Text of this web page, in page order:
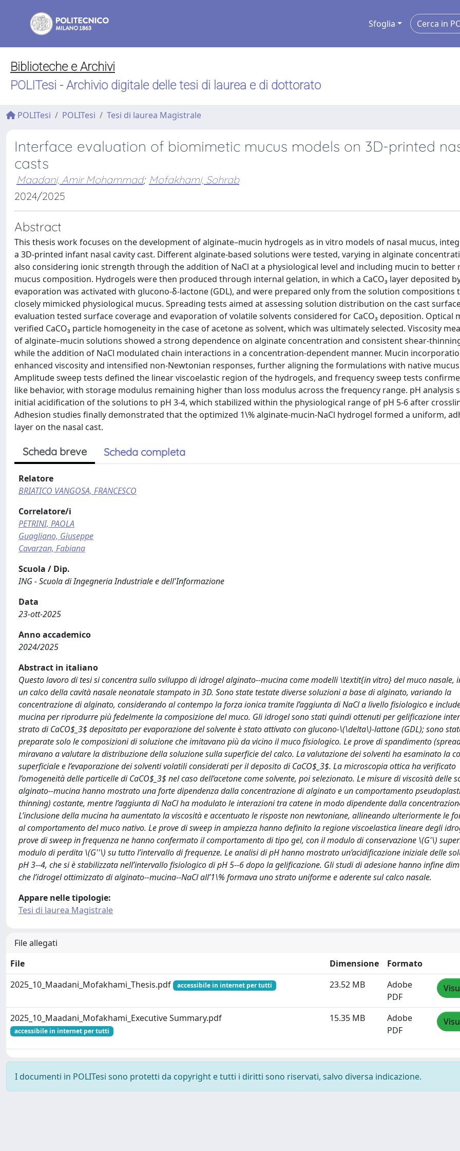
Sfoglia
Biblioteche e Archivi
POLITesi - Archivio digitale delle tesi di laurea e di dottorato
POLITesi POLITesi Tesi di laurea Magistrale
Interface evaluation of biomimetic mucus models on 3D-printed
casts
Maadani, Amir Mohammad; Mofakhami, Sohrab
2024/2025
Abstract
This thesis work focuses on the development of alginate–mucin hydrogels as in vitro models of nasal mucus,
a 3D-printed infant nasal cavity cast. Different alginate-based solutions were tested, varying in alginate
also considering ionic strength through the addition of NaCl at a physiological level and including mucin to better
mucus composition. Hydrogels were then produced through internal gelation, in which a CaCO₃ layer deposited
evaporation was activated with glucono-δ-lactone (GDL), and were prepared only from the solution compositions
closely mimicked physiological mucus. Spreading tests aimed at assessing solution distribution on the cast
evaluation tested surface coverage and evaporation of volatile solvents considered for CaCO₃ deposition. Optical
verified CaCO₃ particle homogeneity in the case of acetone as solvent, which was ultimately selected. Viscosity
of alginate–mucin solutions showed a strong dependence on alginate concentration and consistent shear-
while the addition of NaCl modulated chain interactions in a concentration-dependent manner. Mucin
enhanced viscosity and intensified non-Newtonian responses, further aligning the formulations with native mucus
Amplitude sweep tests defined the linear viscoelastic region of the hydrogels, and frequency sweep tests
like behavior, with storage modulus remaining higher than loss modulus across the frequency range. pH analysis
initial acidification of the solutions to pH 3-4, which stabilized within the physiological range of pH 5-6 after
Adhesion studies finally demonstrated that the optimized 1\% alginate-mucin-NaCl hydrogel formed a uniform,
layer on the nasal cast.
Scheda breve Scheda completa
Relatore
BRIATICO VANGOSA, FRANCESCO
Correlatore/i
PETRINI, PAOLA
Guagliano, Giuseppe
Cavarzan, Fabiana
Scuola / Dip.
ING - Scuola di Ingegneria Industriale e dell'Informazione
Data
23-ott-2025
Anno accademico
2024/2025
Abstract in italiano
Questo lavoro di tesi si concentra sullo sviluppo di idrogel alginato--mucina come modelli \textit{in vitro} del muco nasale,
un calco della cavità nasale neonatale stampato in 3D. Sono state testate diverse soluzioni a base di alginato, variando la
concentrazione di alginato, considerando al contempo la forza ionica tramite l’aggiunta di NaCl a livello fisiologico e
mucina per riprodurre più fedelmente la composizione del muco. Gli idrogel sono stati quindi ottenuti per gelificazione
strato di CaCO$_3$ depositato per evaporazione del solvente è stato attivato con glucono-\(\delta\)-lattone (GDL); sono
preparate solo le composizioni di soluzione che imitavano più da vicino il muco fisiologico. Le prove di spandimento
miravano a valutare la distribuzione della soluzione sulla superficie del calco. La valutazione dei solventi ha esaminato la
superficiale e l’evaporazione dei solventi volatili considerati per il deposito di CaCO$_3$. La microscopia ottica ha verificato
l’omogeneità delle particelle di CaCO$_3$ nel caso dell’acetone come solvente, poi selezionato. Le misure di viscosità delle
alginato--mucina hanno mostrato una forte dipendenza dalla concentrazione di alginato e un comportamento
thinning) costante, mentre l’aggiunta di NaCl ha modulato le interazioni tra catene in modo dipendente dalla
L’inclusione della mucina ha aumentato la viscosità e accentuato le risposte non newtoniane, allineando ulteriormente le
al comportamento del muco nativo. Le prove di sweep in ampiezza hanno definito la regione viscoelastica lineare degli
prove di sweep in frequenza ne hanno confermato il comportamento di tipo gel, con il modulo di conservazione \(G'\)
modulo di perdita \(G''\) su tutto l’intervallo di frequenze. Le analisi di pH hanno mostrato un’acidificazione iniziale delle
pH 3--4, che si è stabilizzata nell’intervallo fisiologico di pH 5--6 dopo la gelificazione. Gli studi di adesione hanno infine
che l’idrogel ottimizzato di alginato--mucina--NaCl all’1\% formava uno strato uniforme e aderente sul calco nasale.
Appare nelle tipologie:
Tesi di laurea Magistrale
File allegati
File
Dimensione
Formato
2025_10_Maadani_Mofakhami_Thesis.pdf
accessibile in internet per tutti 23.52 MB
Adobe
PDF
2025_10_Maadani_Mofakhami_Executive Summary.pdf
accessibile in internet per tutti
15.35 MB
Adobe
PDF
I documenti in POLITesi sono protetti da copyright e tutti i diritti sono riservati, salvo diversa indicazione.